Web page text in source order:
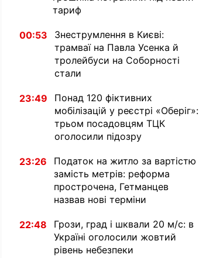
тариф
00:53
Знеструмлення в Києві:
трамваї на Павла Усенка й
тролейбуси на Соборності
стали
23:49
Понад 120 фіктивних
мобілізацій у реєстрі «Оберіг»:
трьом посадовцям ТЦК
оголосили підозру
23:26
Податок на житло за вартістю
замість метрів: реформа
прострочена, Гетманцев
назвав нові терміни
22:48
Грози, град і шквали 20 м/с: в
Україні оголосили жовтий
рівень небезпеки